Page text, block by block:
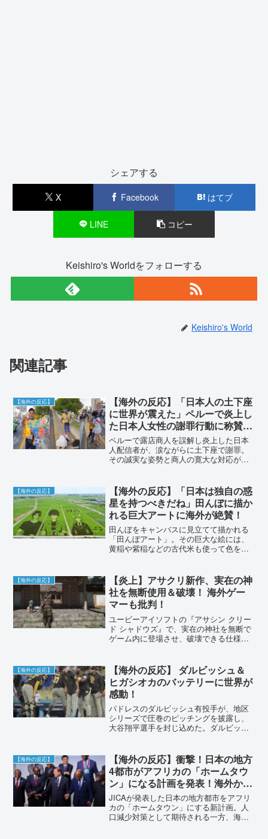
シェアする
X Facebook はてブ
LINE コピー
Keishiro's Worldをフォローする
Keishiro's World
関連記事
【海外の反応】
【海外の反応】「日本人の土下座
に世界が震えた」ペルーで炎上し
た日本人女性の謝罪行動に称賛と
驚愕の声が殺到！
ペルーで露店商人を誤解し炎上した日本
人配信者が、涙ながらに土下座で謝罪。
その誠実な姿勢と商人の寛大な対応が世
と感動の反応をまとめました。
【海外の反応】
【海外の反応】「日本は独自の惑
星を持つべきだね」田んぼに描か
れる巨大アートに海外が絶賛！
田んぼをキャンバスに見立てて描かれる
「田んぼアート」。その巨大な絵には、
黄稲や紫稲などの古代米も使って色を表
れ、これに基づいて遠近を考慮して田植
えを行うのだそうです。「田んぼアー
ト」は元々、地域活性化事業の1つ、いわ
ゆる村おこしとして開始されたのがきっ
かけであり、平成5年に青森県南津軽郡田
舎館村で、
【海外の反応】
【炎上】アサクリ新作、実在の神
社を無断使用＆破壊！ 海外ゲー
マーも批判！
ユービーアイソフトの『アサシン クリー
ド シャドウズ』で、実在の神社を無断で
ゲーム内に登場させ、破壊できる仕様に
います。問題点、海外の反応をまとめま
した。
【海外の反応】
【海外の反応】 ダルビッシュ＆
ヒガシオカのバッテリーに世界が
感動！
パドレスのダルビッシュ有投手が、地区
シリーズで圧巻のピッチングを披露し、
大谷翔平選手を封じ込めた。ダルビッシ
ファンからも多くの称賛の声が寄せられ
ている。日本人メジャーリーガーの活躍
と、その背景にある物語を紹介する。
【海外の反応】
【海外の反応】衝撃！日本の地方
4都市がアフリカの「ホームタウ
ン」になる計画を発表！海外から
「正気か？」「日本の文化が終わ
る…」と悲鳴が殺到した理由と
は？
JICAが発表した日本の地方都市をアフリ
カの「ホームタウン」にする新計画。人
口減少対策として期待される一方、海外